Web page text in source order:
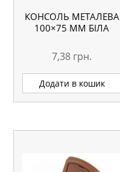
КОНСОЛЬ МЕТАЛЕВА
100×75 ММ БІЛА
7,38 грн.
Додати в кошик